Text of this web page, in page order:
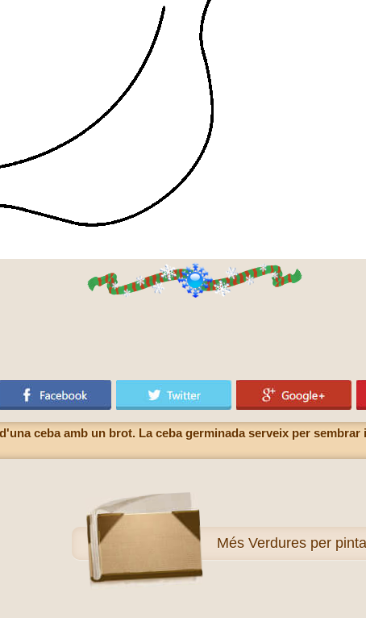
ceba amb un brot. La ceba germinada serveix per
Més Verdures per